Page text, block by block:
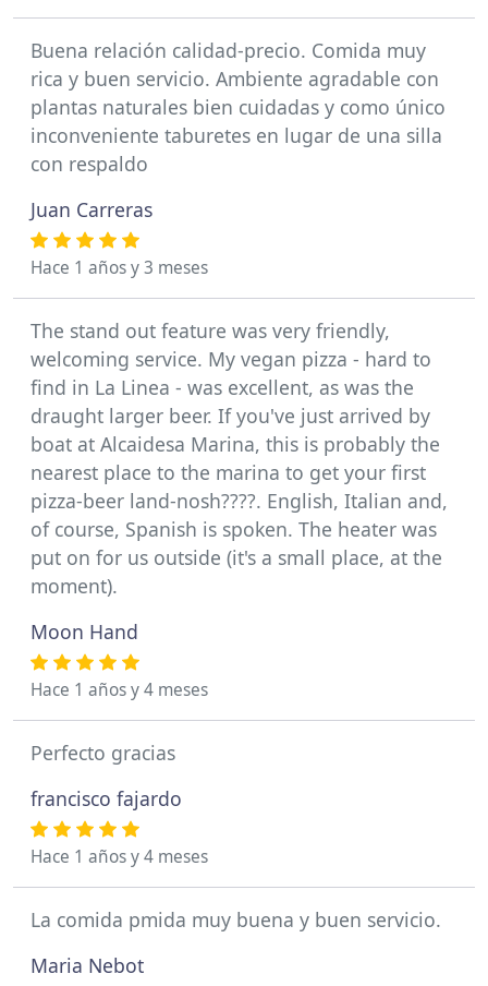
Buena relación calidad-precio. Comida muy
rica y buen servicio. Ambiente agradable con
plantas naturales bien cuidadas y como único
inconveniente taburetes en lugar de una silla
con respaldo
Juan Carreras
Hace 1 años y 3 meses
The stand out feature was very friendly,
welcoming service. My vegan pizza - hard to
find in La Linea - was excellent, as was the
draught larger beer. If you've just arrived by
boat at Alcaidesa Marina, this is probably the
nearest place to the marina to get your first
pizza-beer land-nosh????. English, Italian and,
of course, Spanish is spoken. The heater was
put on for us outside (it's a small place, at the
moment).
Moon Hand
Hace 1 años y 4 meses
Perfecto gracias
francisco fajardo
Hace 1 años y 4 meses
La comida pmida muy buena y buen servicio.
Maria Nebot